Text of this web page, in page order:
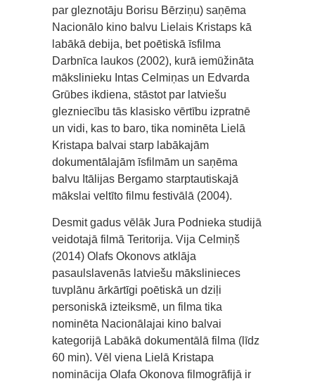
par gleznotāju Borisu Bērziņu) saņēma
Nacionālo kino balvu Lielais Kristaps kā
labākā debija, bet poētiskā īsfilma
Darbnīca laukos (2002), kurā iemūžināta
mākslinieku Intas Celmiņas un Edvarda
Grūbes ikdiena, stāstot par latviešu
glezniecību tās klasisko vērtību izpratnē
un vidi, kas to baro, tika nominēta Lielā
Kristapa balvai starp labākajām
dokumentālajām īsfilmām un saņēma
balvu Itālijas Bergamo starptautiskajā
mākslai veltīto filmu festivālā (2004).
Desmit gadus vēlāk Jura Podnieka studijā
veidotajā filmā Teritorija. Vija Celmiņš
(2014) Olafs Okonovs atklāja
pasaulslavenās latviešu mākslinieces
tuvplānu ārkārtīgi poētiskā un dziļi
personiskā izteiksmē, un filma tika
nominēta Nacionālajai kino balvai
kategorijā Labākā dokumentālā filma (līdz
60 min). Vēl viena Lielā Kristapa
nominācija Olafa Okonova filmogrāfijā ir